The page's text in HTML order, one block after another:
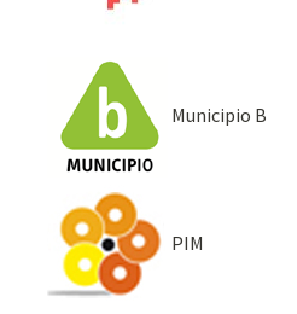
Municipio B
PIM